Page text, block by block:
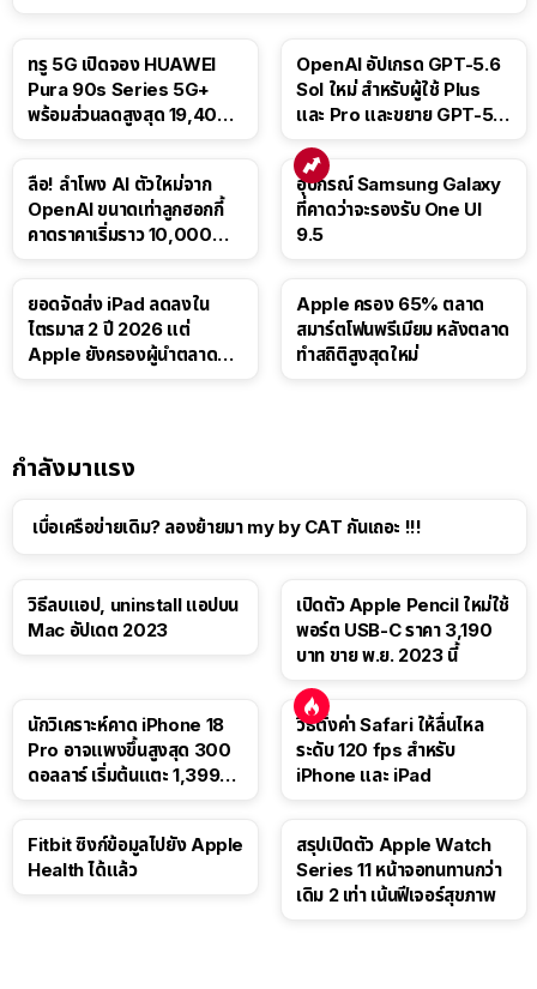
ทรู 5G เปิดจอง HUAWEI
Pura 90s Series 5G+
พร้อมส่วนลดสูงสุด 19,400
OpenAI อัปเกรด GPT-5.6
Sol ใหม่ สำหรับผู้ใช้ Plus
และ Pro และขยาย GPT-5.6
ลือ! ลำโพง AI ตัวใหม่จาก
OpenAI ขนาดเท่าลูกฮอกกี้
คาดราคาเริ่มราว 10,000
อุปกรณ์ Samsung Galaxy
ที่คาดว่าจะรองรับ One UI
9.5
ยอดจัดส่ง iPad ลดลงใน
ไตรมาส 2 ปี 2026 แต่
Apple ยังครองผู้นำตลาด
Apple ครอง 65% ตลาด
สมาร์ตโฟนพรีเมียม หลังตลาด
ทำสถิติสูงสุดใหม่
กำลังมาแรง
เบื่อเครือข่ายเดิม? ลองย้ายมา my by CAT กันเถอะ !!!
วิธีลบแอป, uninstall แอปบน
Mac อัปเดต 2023
เปิดตัว Apple Pencil ใหม่ใช้
พอร์ต USB-C ราคา 3,190
บาท ขาย พ.ย. 2023 นี้
นักวิเคราะห์คาด iPhone 18
Pro อาจแพงขึ้นสูงสุด 300
ดอลลาร์ เริ่มต้นแตะ 1,399
วิธีตั้งค่า Safari ให้ลื่นไหล
ระดับ 120 fps สำหรับ
iPhone และ iPad
Fitbit ซิงก์ข้อมูลไปยัง Apple
Health ได้แล้ว
สรุปเปิดตัว Apple Watch
Series 11 หน้าจอทนทานกว่า
เดิม 2 เท่า เน้นฟีเจอร์สุขภาพ